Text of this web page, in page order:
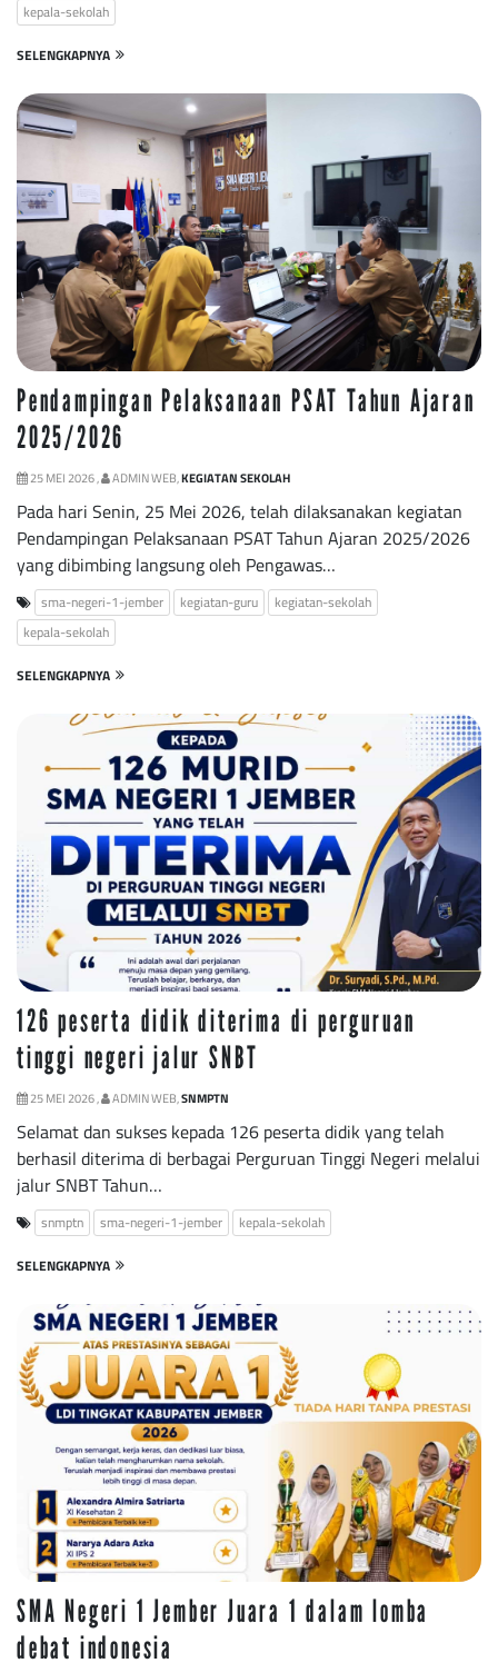
kepala-sekolah
SELENGKAPNYA
Pendampingan Pelaksanaan PSAT Tahun Ajaran
2025/2026
25 MEI 2026 , ADMIN WEB,KEGIATAN SEKOLAH
Pada hari Senin, 25 Mei 2026, telah dilaksanakan kegiatan
Pendampingan Pelaksanaan PSAT Tahun Ajaran 2025/2026
yang dibimbing langsung oleh Pengawas…
sma-negeri-1-jember kegiatan-guru
kegiatan-sekolah
kepala-sekolah
SELENGKAPNYA
126 peserta didik diterima di perguruan
tinggi negeri jalur SNBT
25 MEI 2026 , ADMIN WEB,SNMPTN
Selamat dan sukses kepada 126 peserta didik yang telah
berhasil diterima di berbagai Perguruan Tinggi Negeri melalui
jalur SNBT Tahun…
snmptn sma-negeri-1-jember kepala-sekolah
SELENGKAPNYA
SMA Negeri 1 Jember Juara 1 dalam lomba
debat indonesia